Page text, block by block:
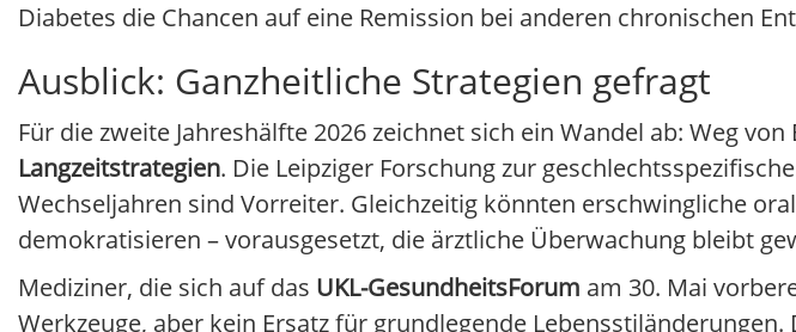
Diabetes die Chancen auf eine Remission bei anderen chronischen
Ausblick: Ganzheitliche Strategien gefragt
Für die zweite Jahreshälfte 2026 zeichnet sich ein Wandel ab: Weg
Langzeitstrategien. Die Leipziger Forschung zur
Wechseljahren sind Vorreiter. Gleichzeitig könnten erschwingliche
demokratisieren – vorausgesetzt, die ärztliche Überwachung bleibt
Mediziner, die sich auf das UKL-GesundheitsForum am 30. Mai
Werkzeuge, aber kein Ersatz für grundlegende